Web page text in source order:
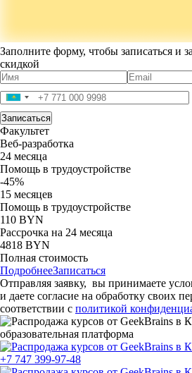
Заполните форму, чтобы записаться и
скидкой
Факультет
Веб-разработка
24 месяца
Помощь в трудоустройстве
-45%
15 месяцев
Помощь в трудоустройстве
110 BYN
Рассрочка на 24 месяца
4818 BYN
Полная стоимость
ПодробнееЗаписаться
Отправляя заявку, вы принимаете
и даете согласие на обработку своих
соответствии с политикой
образовательная платформа
+7 747 399-97-48